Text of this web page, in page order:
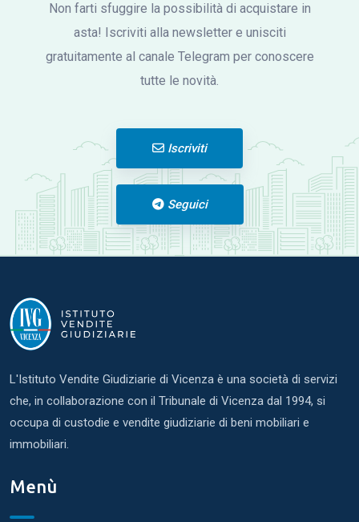
Non farti sfuggire la possibilità di acquistare in
asta! Iscriviti alla newsletter e unisciti
gratuitamente al canale Telegram per conoscere
tutte le novità.
Iscriviti
Seguici
L'Istituto Vendite Giudiziarie di Vicenza è una società di servizi
che, in collaborazione con il Tribunale di Vicenza dal 1994, si
occupa di custodie e vendite giudiziarie di beni mobiliari e
immobiliari.
Menù